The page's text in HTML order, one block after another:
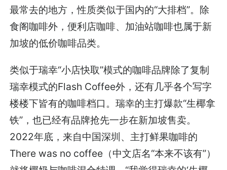
最常去的地方，性质类似于国内的“大排档”。除
食阁咖啡外，便利店咖啡、加油站咖啡也属于新
加坡的低价咖啡品类。
类似于瑞幸“小店快取”模式的咖啡品牌除了复制
瑞幸模式的Flash Coffee外，还有几乎各个写字
楼楼下皆有的咖啡档口。瑞幸的主打爆款“生椰拿
铁”，也已经有品牌抢先一步在新加坡售卖。
2022年底，来自中国深圳、主打鲜果咖啡的
There was no coffee（中文店名“本来不该有”）